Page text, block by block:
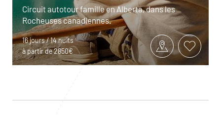
Circuit autotour famille en Alberta, dans les
Rocheuses canadiennes.
16 jours / 14 nuits
à partir de 2850€